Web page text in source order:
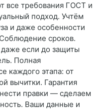
все требования ГОСТ и
подход. Учтём
и даже особенности
сроков.
если до защиты
Полная
каждого этапа: от
вычитки. Гарантия
правки — сделаем
Ваши данные и